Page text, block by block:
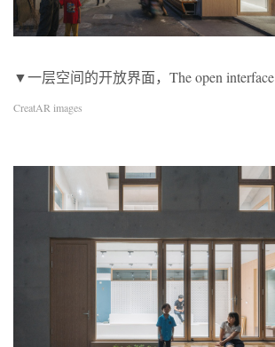
▼一层空间的开放界面，The open interface
CreatAR images